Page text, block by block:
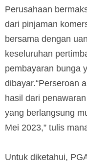
Perusahaan
dari pinjaman
bersama dengan
keseluruhan
pembayaran bunga
dibayar.“Perseroan
hasil dari
yang berlangsung
Mei 2023,” tulis
Untuk diketahui,